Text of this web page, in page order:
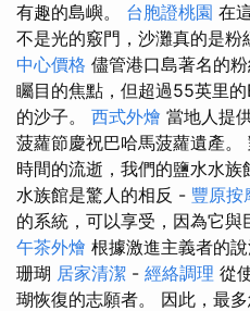
有趣的島嶼。 台胞證桃園 在
不是光的竅門，沙灘真的是粉
中心價格 儘管港口島著名的
矚目的焦點，但超過55英里
的沙子。 西式外燴 當地人提
菠蘿節慶祝巴哈馬菠蘿遺產
時間的流逝，我們的鹽水水
水族館是驚人的相反 - 豐原按
的系統，可以享受，因為它與
午茶外燴 根據激進主義者的
珊瑚 居家清潔 - 經絡調理 從
瑚恢復的志願者。 因此，最